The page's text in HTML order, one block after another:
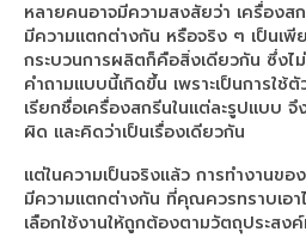
เครื่องพับเสื้อ
LaserCutting
เครื่องตัดเลเซอร์ 1หัว
Heat Pneumatic
หลายคนอาจมีความสงสัยว่า เครื่องสก
มีความแตกต่างกัน หรือจริง ๆ เป็นเ
กระบวนการผลิตก็คือสิ่งเดียวกัน ซึ่งไ
คำถามแบบนี้เกิดขึ้น เพราะเป็นการใช้
เรียกชื่อเครื่องสกรีนในแต่ละรูปแบบ จึ
ผิด และคิดว่าเป็นเรื่องเดียวกัน
แต่ในความเป็นจริงแล้ว การทำงานข
มีความแตกต่างกัน ที่คุณควรทราบเอา
เลือกใช้งานให้ถูกต้องตามวัตถุประสง